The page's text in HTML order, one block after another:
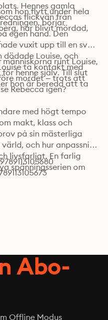
Hennes gamla
flickvän från
har blivit mördad,
hon flytt under hela
börjar
egen hand. Den
vuxit upp till en sval
dödade Louise, och
ta kontakt med
mordet – trots att
Rebecca igen?
runt Louise,
henne själv. Till slut
hon är beredd att ta
med högt tempo
makt, klass och
på sin mästerliga
och hur anpassning
livsfarligt. En farlig
spänningsserien om
Abo-
Offline Modus